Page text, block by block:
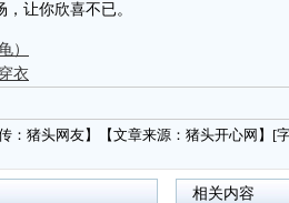
让你欣喜不已。
）
衣
传：猪头网友】【文章来源：猪头开心网】[
相关内容